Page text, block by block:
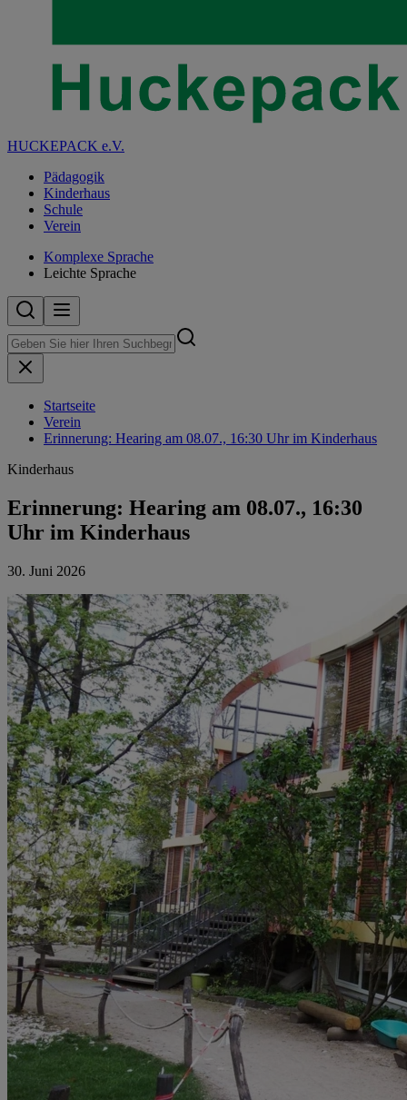
HUCKEPACK e.V.
Pädagogik
Kinderhaus
Schule
Verein
Komplexe Sprache
Leichte Sprache
Startseite
Verein
Erinnerung: Hearing am 08.07., 16:30 Uhr im Kinderhaus
Kinderhaus
Erinnerung: Hearing am 08.07., 16:30
Uhr im Kinderhaus
30. Juni 2026